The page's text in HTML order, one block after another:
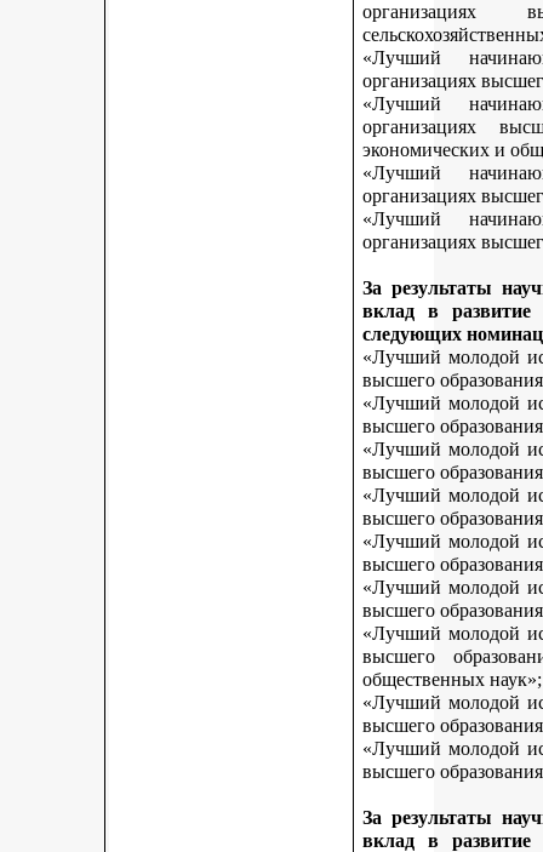
организациях
«Лучший
организациях
«Лучший
организациях
экономических и
«Лучший
организациях
«Лучший
организациях
За результаты
вклад в развитие
следующих
«Лучший молодой
высшего
«Лучший молодой
высшего
«Лучший молодой
высшего
«Лучший молодой
высшего
«Лучший молодой
высшего
«Лучший молодой
высшего
«Лучший молодой
высшего
общественных наук»;
«Лучший молодой
высшего
«Лучший молодой
высшего
За результаты
вклад в развитие